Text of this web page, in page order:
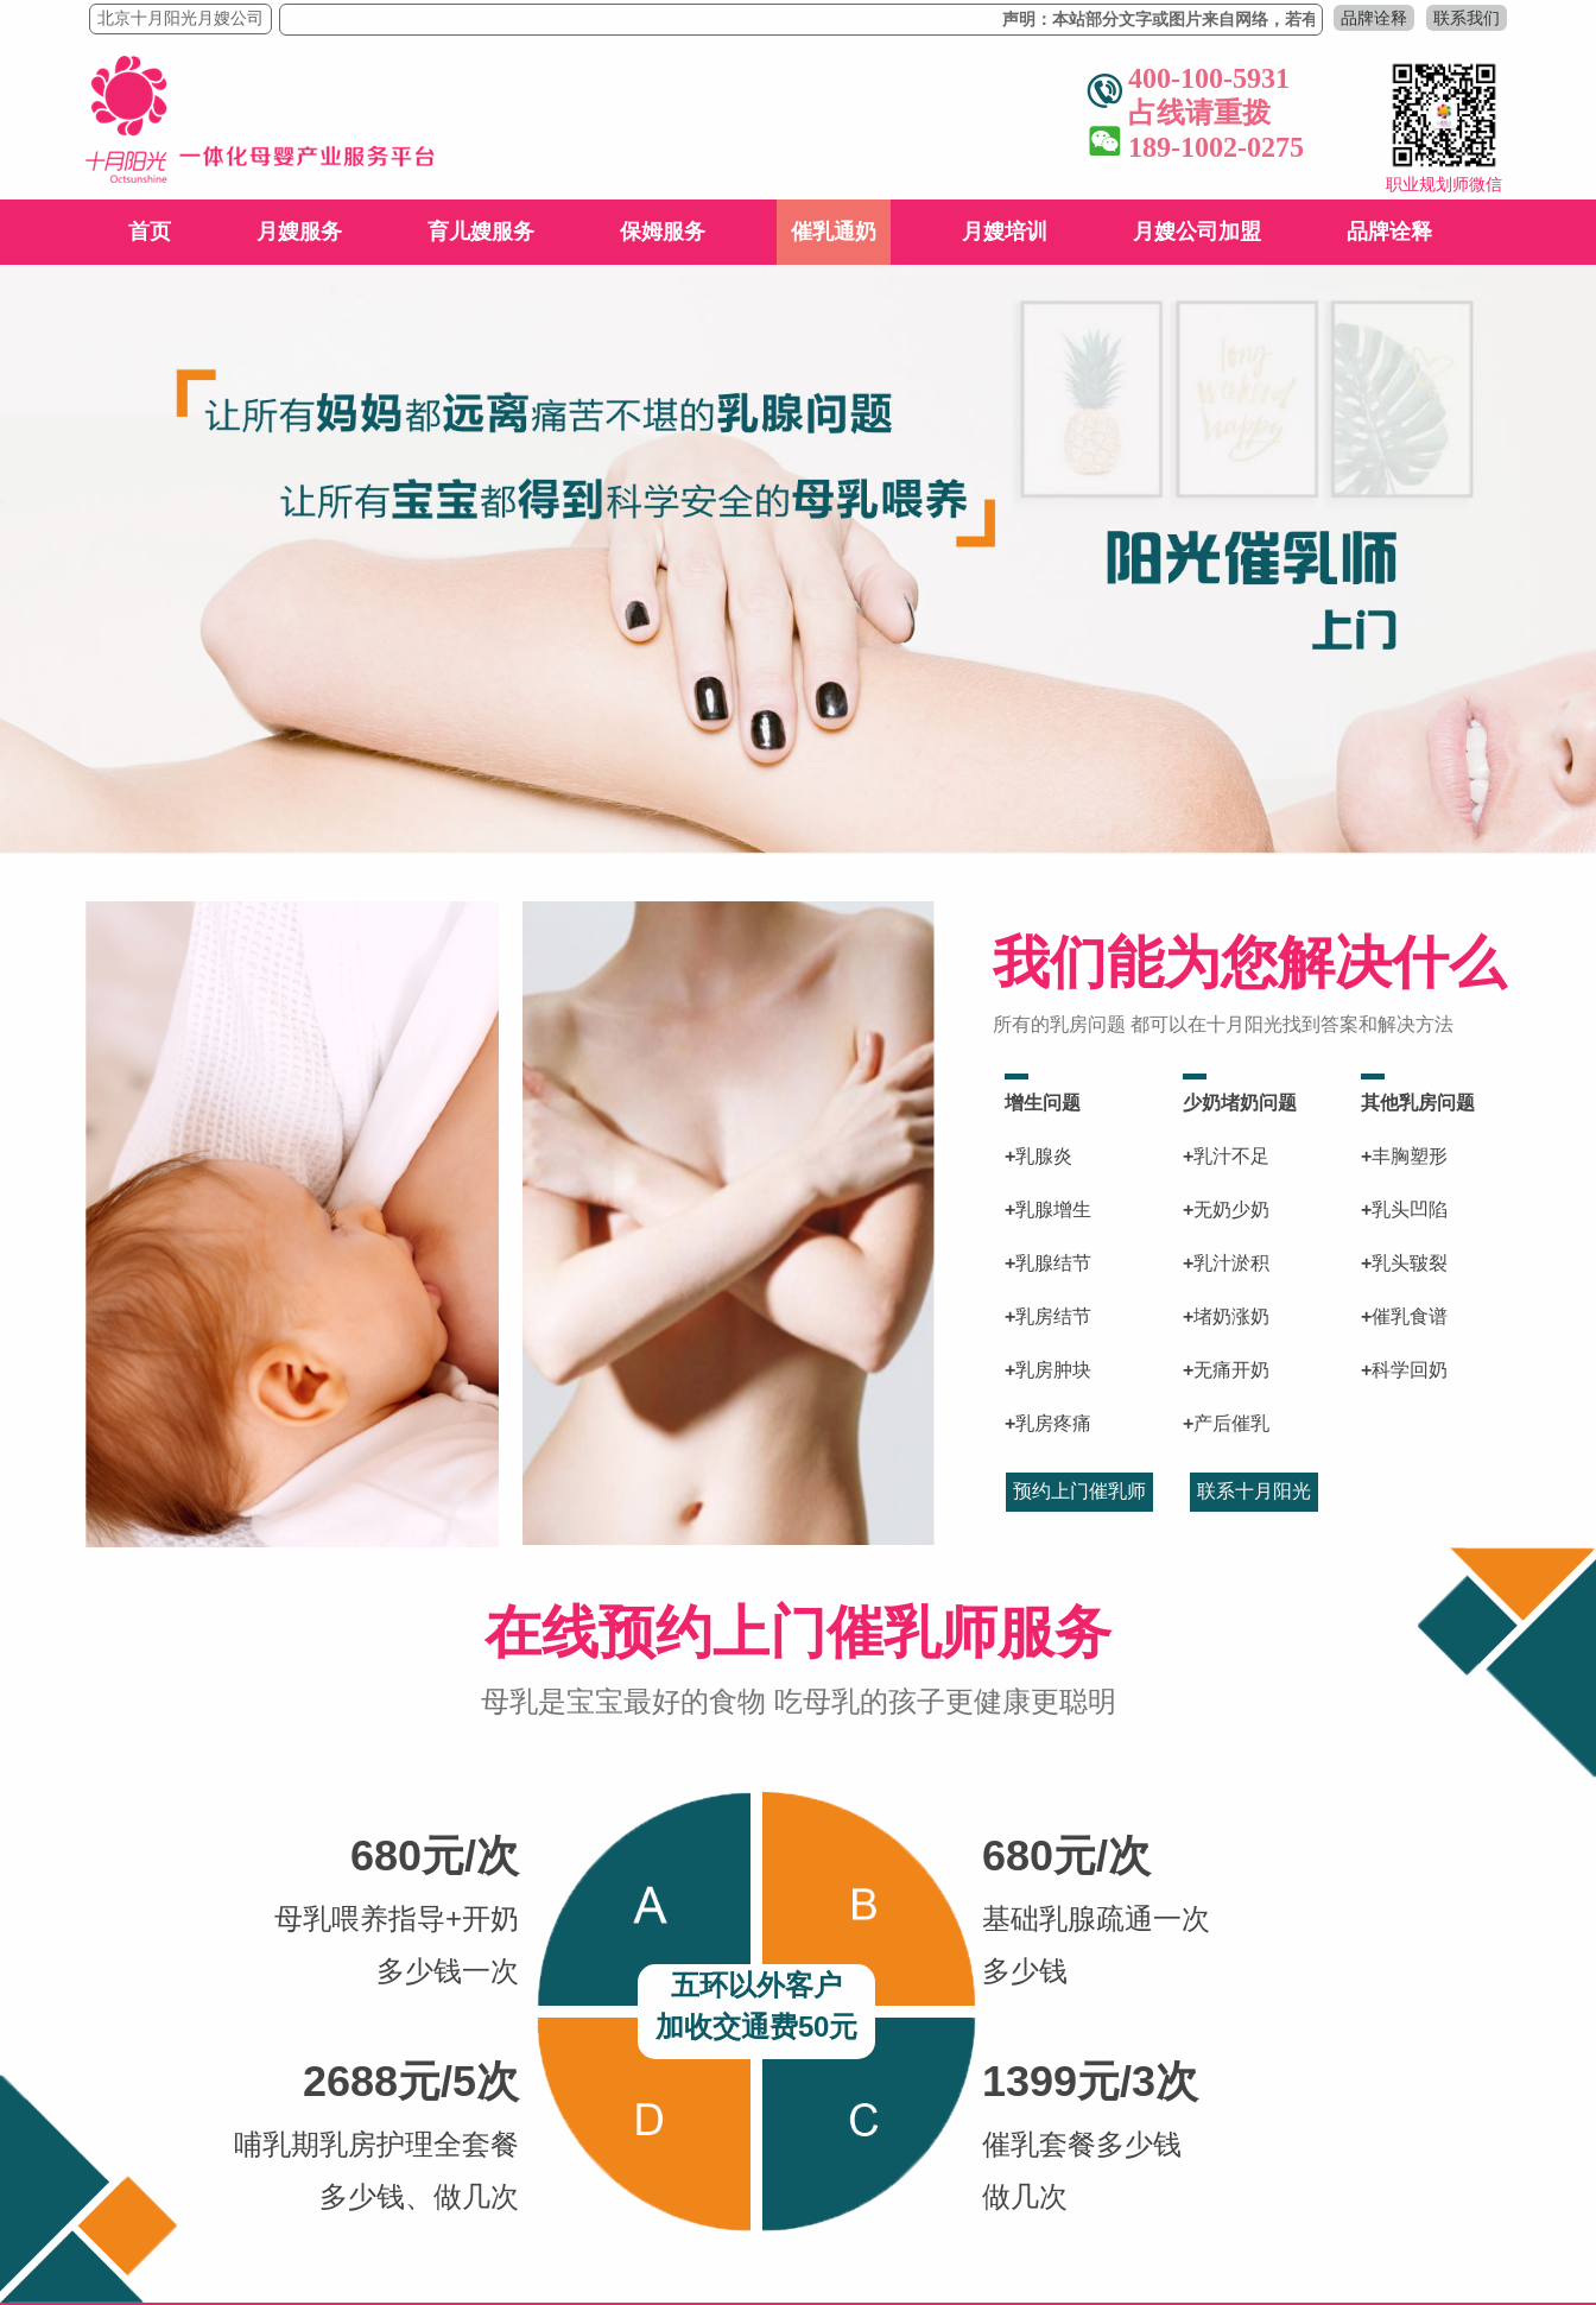
北京十月阳光月嫂公司 声明：本站部分文字或图片来自网络，若有侵权，请联系删除！
品牌诠释 联系我们
职业规划师微信
400-100-5931
占线请重拨
189-1002-0275
首页 月嫂服务 育儿嫂服务 保姆服务 催乳通奶 月嫂培训 月嫂公司加盟 品牌诠释
我们能为您解决什么
所有的乳房问题 都可以在十月阳光找到答案和解决方法
增生问题
+乳腺炎
+乳腺增生
+乳腺结节
+乳房结节
+乳房肿块
+乳房疼痛
少奶堵奶问题
+乳汁不足
+无奶少奶
+乳汁淤积
+堵奶涨奶
+无痛开奶
+产后催乳
其他乳房问题
+丰胸塑形
+乳头凹陷
+乳头皲裂
+催乳食谱
+科学回奶
预约上门催乳师 联系十月阳光
在线预约上门催乳师服务
母乳是宝宝最好的食物 吃母乳的孩子更健康更聪明
680元/次
母乳喂养指导+开奶
多少钱一次
680元/次
基础乳腺疏通一次
多少钱
2688元/5次
哺乳期乳房护理全套餐
多少钱、做几次
1399元/3次
催乳套餐多少钱
做几次
五环以外客户
加收交通费50元